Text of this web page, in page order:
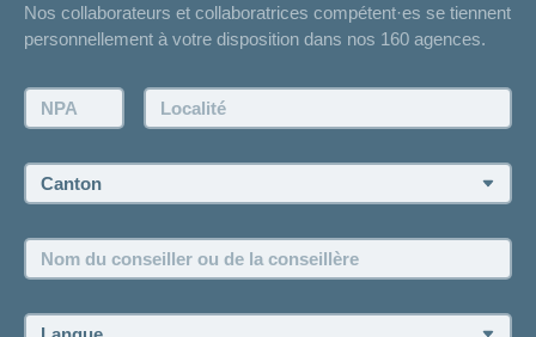
Bulletin d'accident
Contact
Demande d'offre
Demander à l'agence de vous rappeler
Postes vacants
Nos collaborateurs et collaboratrices compétent·es se tiennent
personnellement à votre disposition dans nos 160 agences.
NPA: Localité:
Canton:
Nom
du
ou
Langue: